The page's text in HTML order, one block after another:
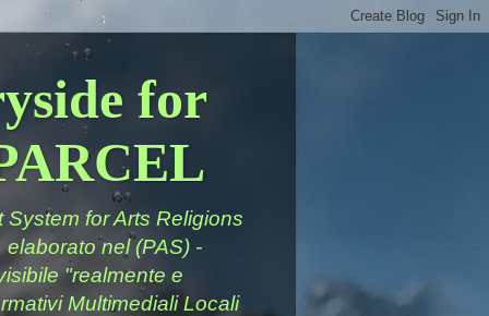
for
for Arts Religions
nel (PAS) -
"realmente e
Multimediali Locali